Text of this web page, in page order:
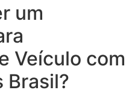
um
Veículo com
Brasil?